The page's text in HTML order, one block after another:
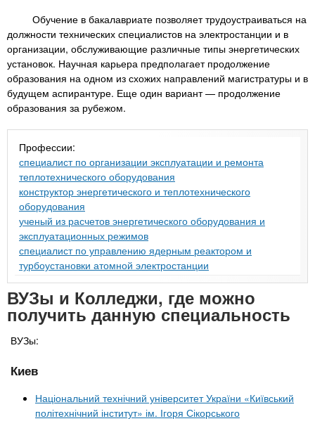
Обучение в бакалавриате позволяет трудоустраиваться на
должности технических специалистов на электростанции и в
организации, обслуживающие различные типы энергетических
установок. Научная карьера предполагает продолжение
образования на одном из схожих направлений магистратуры и в
будущем аспирантуре. Еще один вариант — продолжение
образования за рубежом.
Профессии:
специалист по организации эксплуатации и ремонта
теплотехнического оборудования
конструктор энергетического и теплотехнического
оборудования
ученый из расчетов энергетического оборудования и
эксплуатационных режимов
специалист по управлению ядерным реактором и
турбоустановки атомной электростанции
ВУЗы и Колледжи, где можно
получить данную специальность
ВУЗы:
Киев
Національний технічний університет України «Київський
політехнічний інститут» ім. Ігоря Сікорського